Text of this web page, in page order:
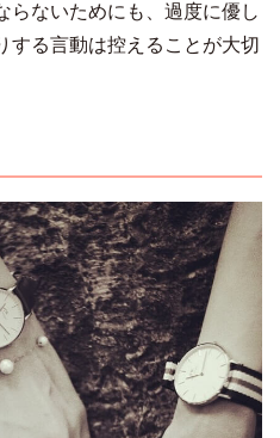
らないためにも、過度に優し
する言動は控えることが大切